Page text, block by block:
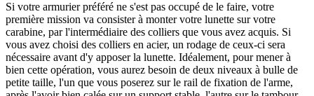
Si votre armurier préféré ne s'est pas occupé de le faire, votre
première mission va consister à monter votre lunette sur votre
carabine, par l'intermédiaire des colliers que vous avez acquis. Si
vous avez choisi des colliers en acier, un rodage de ceux-ci sera
nécessaire avant d'y apposer la lunette. Idéalement, pour mener à
bien cette opération, vous aurez besoin de deux niveaux à bulle de
petite taille, l'un que vous poserez sur le rail de fixation de l'arme,